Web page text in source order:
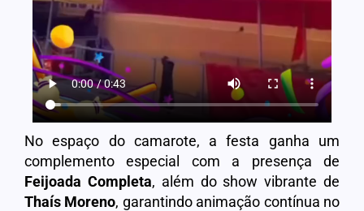
No espaço do camarote, a festa ganha um
complemento especial com a presença de
Feijoada Completa, além do show vibrante de
Thaís Moreno, garantindo animação contínua no